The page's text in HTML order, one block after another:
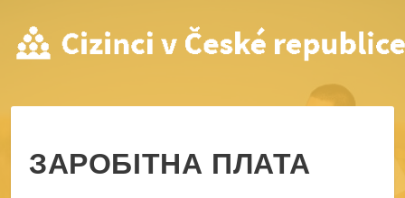
ЗАРОБІТНА ПЛАТА
ЗАРОБІТНА ПЛАТА